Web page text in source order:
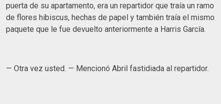
puerta de su apartamento, era un repartidor que traía un ramo
de flores hibiscus, hechas de papel y también traía el mismo
paquete que le fue devuelto anteriormente a Harris García.
— Otra vez usted. — Mencionó Abril fastidiada al repartidor.